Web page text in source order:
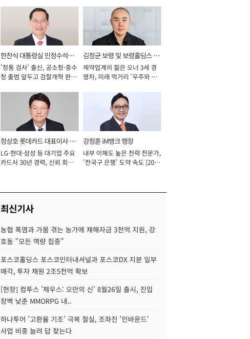
한찬식 대통령실 민정수석비
서관
'정통 검사' 출신, 공소청·중수
청 출범 앞두고 검찰개혁 완수
김정균 보령 및 보령홀딩스 대
표이사 사장
제약업계의 젊은 오너 3세 경
영자, 미래 먹거리 '우주와 헬
정상호 롯데카드 대표이사 사
장
LG·현대·삼성 등 대기업 주요
카드사 30년 경력, 신뢰 회복
강정훈 iM뱅크 행장
내부 이해도 높은 전략 전문가,
'전국구 은행' 도약 속도 [2026
최신기사
농협 폭염과 가뭄 겪는 농가에 재해자금 3천억 지원, 강
호동 "모든 역량 집중"
포스코홀딩스 포스코인터내셔널과 포스코DX 지분 일부
매각, 투자 재원 2조5천억 확보
[현장] 컴투스 '제우스: 오만의 신' 8월26일 출시, 진입
장벽 낮춘 MMORPG 내..
하나투어 '고환율 기조' 극복 절실, 조좌진 '인바운드'
사업 비중 늘려 답 찾는다